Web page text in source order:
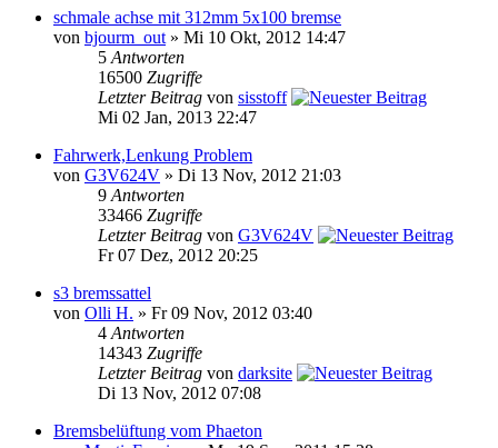
schmale achse mit 312mm 5x100 bremse
von bjourm_out » Mi 10 Okt, 2012 14:47
5 Antworten
16500 Zugriffe
Letzter Beitrag von sisstoff
Mi 02 Jan, 2013 22:47
Fahrwerk,Lenkung Problem
von G3V624V » Di 13 Nov, 2012 21:03
9 Antworten
33466 Zugriffe
Letzter Beitrag von G3V624V
Fr 07 Dez, 2012 20:25
s3 bremssattel
von Olli H. » Fr 09 Nov, 2012 03:40
4 Antworten
14343 Zugriffe
Letzter Beitrag von darksite
Di 13 Nov, 2012 07:08
Bremsbelüftung vom Phaeton